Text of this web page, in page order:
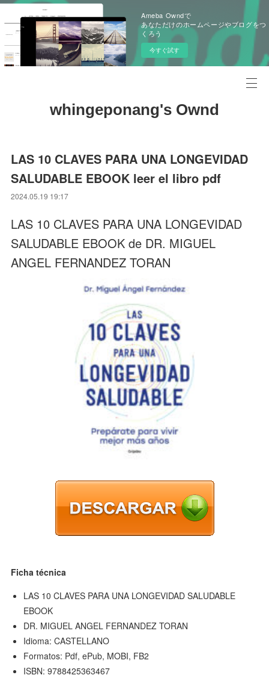
Ameba Owndで
あなただけのホームページやブログをつ
くろう
今すぐ試す
whingeponang's Ownd
LAS 10 CLAVES PARA UNA LONGEVIDAD
SALUDABLE EBOOK leer el libro pdf
2024.05.19 19:17
LAS 10 CLAVES PARA UNA LONGEVIDAD
SALUDABLE EBOOK de DR. MIGUEL
ANGEL FERNANDEZ TORAN
Ficha técnica
LAS 10 CLAVES PARA UNA LONGEVIDAD SALUDABLE
EBOOK
DR. MIGUEL ANGEL FERNANDEZ TORAN
Idioma: CASTELLANO
Formatos: Pdf, ePub, MOBI, FB2
ISBN: 9788425363467